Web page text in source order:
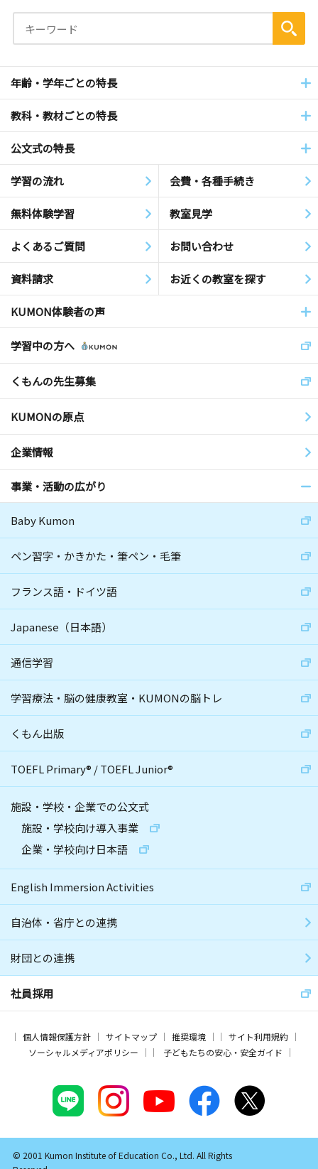
年齢・学年ごとの特長
教科・教材ごとの特長
公文式の特長
学習の流れ 会費・各種手続き
無料体験学習 教室見学
よくあるご質問 お問い合わせ
資料請求 お近くの教室を探す
KUMON体験者の声
学習中の方へ
くもんの先生募集
KUMONの原点
企業情報
事業・活動の広がり
Baby Kumon
ペン習字・かきかた・筆ペン・毛筆
フランス語・ドイツ語
Japanese（日本語）
通信学習
学習療法・脳の健康教室・KUMONの脳トレ
くもん出版
TOEFL Primary® /TOEFL Junior®
施設・学校・企業での公文式
施設・学校向け導入事業
企業・学校向け日本語
English Immersion Activities
自治体・省庁との連携
財団との連携
社員採用
個人情報保護方針 サイトマップ 推奨環境
サイト利用規約
ソーシャルメディアポリシー
子どもたちの安心・安全ガイド
© 2001 Kumon Institute of Education Co., Ltd. All Rights